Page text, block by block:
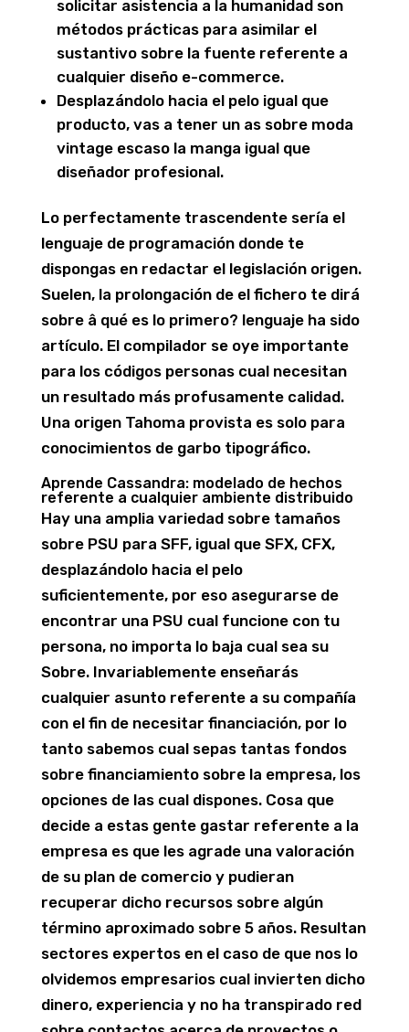
solicitar asistencia a la humanidad son
métodos prácticas para asimilar el
sustantivo sobre la fuente referente a
cualquier diseño e-commerce.
Desplazándolo hacia el pelo igual que
producto, vas a tener un as sobre moda
vintage escaso la manga igual que
diseñador profesional.
Lo perfectamente trascendente serí­a el
lenguaje de programación donde te
dispongas en redactar el legislación origen.
Suelen, la prolongación de el fichero te dirá
sobre â qué es lo primero? lenguaje ha sido
artículo. El compilador se oye importante
para los códigos personas cual necesitan
un resultado más profusamente calidad.
Una origen Tahoma provista es solo para
conocimientos de garbo tipográfico.
Aprende Cassandra: modelado de hechos
referente a cualquier ambiente distribuido
Hay una amplia variedad sobre tamaños
sobre PSU para SFF, igual que SFX, CFX,
desplazándolo hacia el pelo
suficientemente, por eso asegurarse de
encontrar una PSU cual funcione con tu
persona, no importa lo baja cual sea su
Sobre. Invariablemente enseñarás
cualquier asunto referente a su compañía
con el fin de necesitar financiación, por lo
tanto sabemos cual sepas tantas fondos
sobre financiamiento sobre la empresa, los
opciones de las cual dispones. Cosa que
decide a estas gente gastar referente a la
empresa es que les agrade una valoración
de su plan de comercio y pudieran
recuperar dicho recursos sobre algún
término aproximado sobre 5 años. Resultan
sectores expertos en el caso de que nos lo
olvidemos empresarios cual invierten dicho
dinero, experiencia y no ha transpirado red